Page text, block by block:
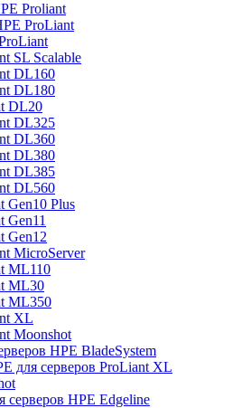
Proliant
ProLiant
SL Scalable
DL160
DL180
DL20
DL325
DL360
DL380
DL385
DL560
Gen10 Plus
Gen11
Gen12
MicroServer
ML110
ML30
ML350
XL
Moonshot
HPE BladeSystem
для серверов ProLiant XL
серверов HPE Edgeline